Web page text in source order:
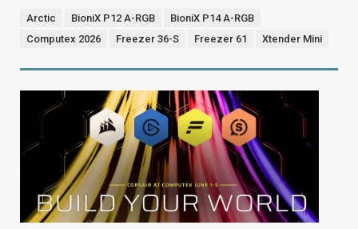
Arctic BioniX P12 A-RGB
BioniX P14 A-RGB
Computex 2026
Freezer 36-S Freezer 61 Xtender Mini